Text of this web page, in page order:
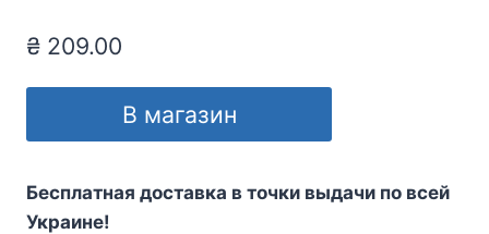
₴ 209.00
В магазин
Бесплатная доставка в точки выдачи по всей
Украине!